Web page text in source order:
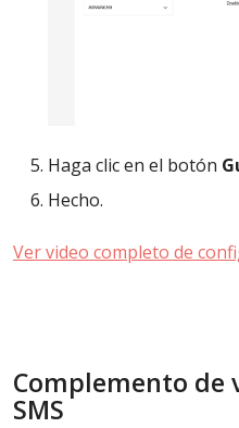
Haga clic en el botón
Hecho.
Ver video completo de
Complemento de
SMS